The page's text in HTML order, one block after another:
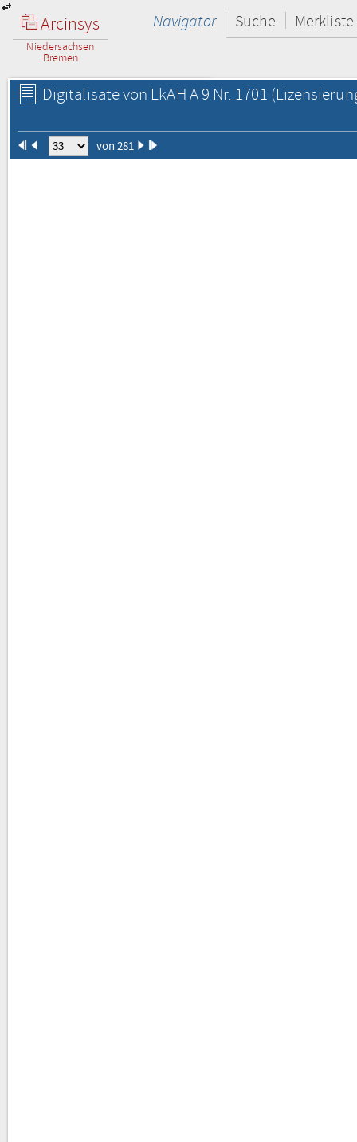
Arcinsys
Niedersachsen
Bremen
Navigator Suche Merkliste
Digitalisate von LkAH A 9 Nr. 1701
von 281